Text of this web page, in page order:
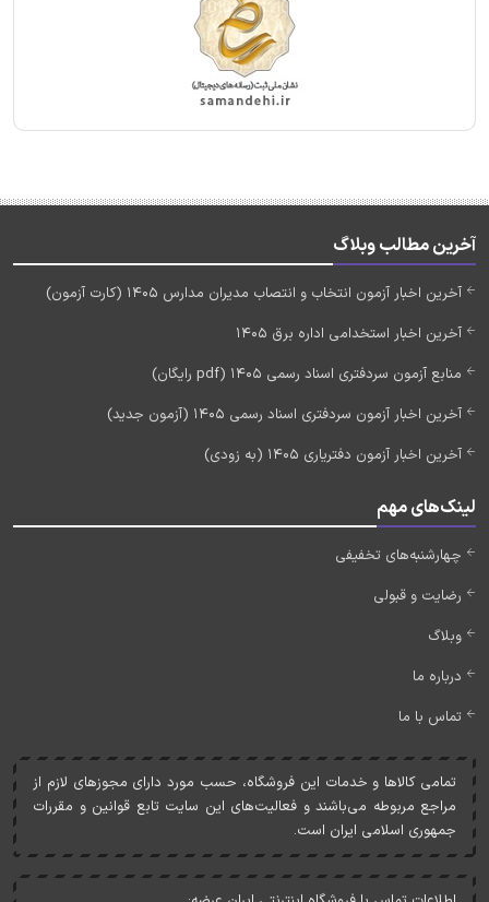
آخرین مطالب وبلاگ
آخرین اخبار آزمون انتخاب و انتصاب مدیران مدارس 1405 (کارت آزمون)
آخرین اخبار استخدامی اداره برق 1405
منابع آزمون سردفتری اسناد رسمی 1405 (pdf رایگان)
آخرین اخبار آزمون سردفتری اسناد رسمی 1405 (آزمون جدید)
آخرین اخبار آزمون دفتریاری 1405 (به زودی)
لینک‌های مهم
چهارشنبه‌های تخفیفی
رضایت و قبولی
وبلاگ
درباره ما
تماس با ما
تمامی کالاها و خدمات اين فروشگاه، حسب مورد دارای مجوزهای لازم از
مراجع مربوطه می‌باشند و فعاليت‌های اين سايت تابع قوانين و مقررات
جمهوری اسلامی ايران است.